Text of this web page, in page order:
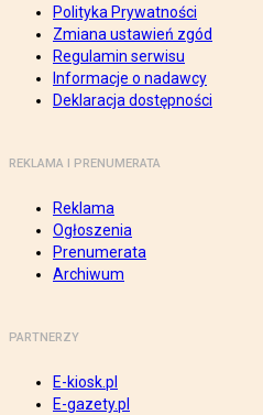
Polityka Prywatności
Zmiana ustawień zgód
Regulamin serwisu
Informacje o nadawcy
Deklaracja dostępności
REKLAMA I PRENUMERATA
Reklama
Ogłoszenia
Prenumerata
Archiwum
PARTNERZY
E-kiosk.pl
E-gazety.pl